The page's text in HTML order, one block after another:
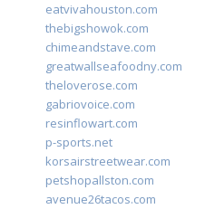
eatvivahouston.com
thebigshowok.com
chimeandstave.com
greatwallseafoodny.com
theloverose.com
gabriovoice.com
resinflowart.com
p-sports.net
korsairstreetwear.com
petshopallston.com
avenue26tacos.com